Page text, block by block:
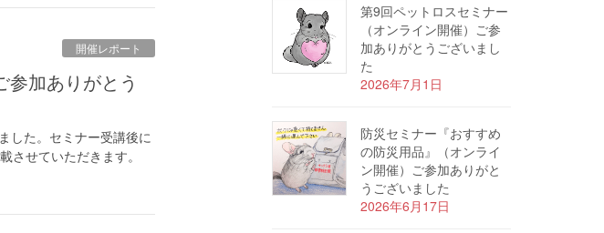
開催レポート
した。セミナー受講後に
させていただきます。
第9回ペットロスセミナー
（オンライン開催）ご参
加ありがとうございまし
た
2026年7月1日
防災セミナー『おすすめ
の防災用品』（オンライ
ン開催）ご参加ありがと
うございました
2026年6月17日